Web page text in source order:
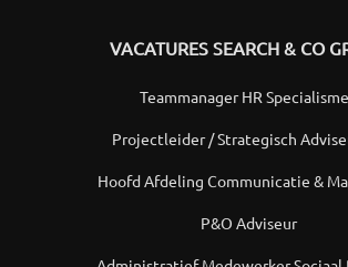
VACATURES SEARCH & CO
Teammanager HR
Projectleider / Strategisch
Hoofd Afdeling Communicatie &
P&O Adviseur